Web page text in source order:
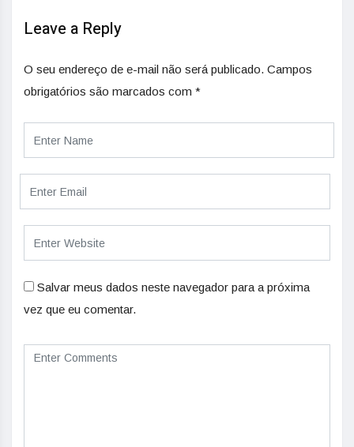
Leave a Reply
O seu endereço de e-mail não será publicado. Campos
obrigatórios são marcados com *
Salvar meus dados neste navegador para a próxima
vez que eu comentar.